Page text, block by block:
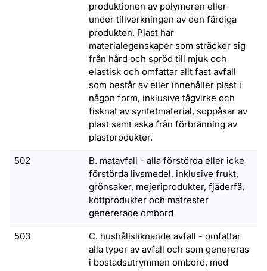
produktionen av polymeren eller
under tillverkningen av den färdiga
produkten. Plast har
materialegenskaper som sträcker sig
från hård och spröd till mjuk och
elastisk och omfattar allt fast avfall
som består av eller innehåller plast i
någon form, inklusive tågvirke och
fisknät av syntetmaterial, soppåsar av
plast samt aska från förbränning av
plastprodukter.
502
B. matavfall - alla förstörda eller icke
förstörda livsmedel, inklusive frukt,
grönsaker, mejeriprodukter, fjäderfä,
köttprodukter och matrester
genererade ombord
503
C. hushållsliknande avfall - omfattar
alla typer av avfall och som genereras
i bostadsutrymmen ombord, med